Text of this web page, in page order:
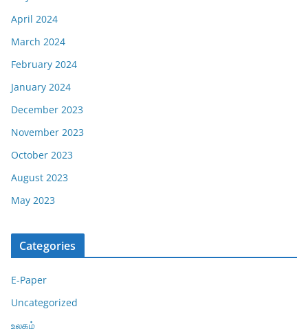
April 2024
March 2024
February 2024
January 2024
December 2023
November 2023
October 2023
August 2023
May 2023
Categories
E-Paper
Uncategorized
உலகம்